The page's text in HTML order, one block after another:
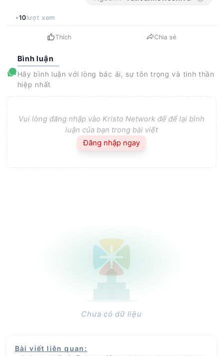
10lượt xem
Thích Chia sẻ
Bình luận
Hãy bình luận với lòng bác ái, sự tôn trọng và tinh thần
hiệp nhất
Vui lòng đăng nhập vào Kristo Network để để lại bình
luận của bạn trong bài viết
Đăng nhập ngay
Chưa có dữ liệu
Bài viết liên quan :